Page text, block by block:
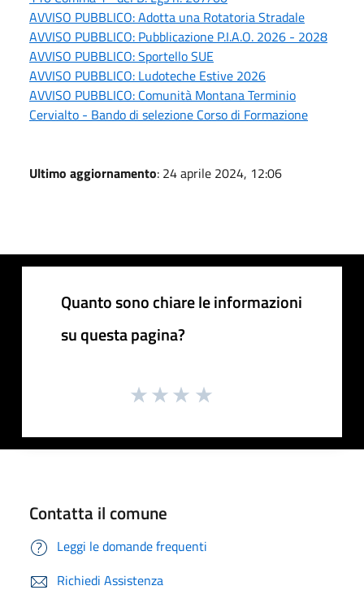
AVVISO PUBBLICO: Adotta una Rotatoria Stradale
AVVISO PUBBLICO: Pubblicazione P.I.A.O. 2026 - 2028
AVVISO PUBBLICO: Sportello SUE
AVVISO PUBBLICO: Ludoteche Estive 2026
AVVISO PUBBLICO: Comunità Montana Terminio
Cervialto - Bando di selezione Corso di Formazione
Ultimo aggiornamento: 24 aprile 2024, 12:06
Quanto sono chiare le informazioni
su questa pagina?
Contatta il comune
Leggi le domande frequenti
Richiedi Assistenza